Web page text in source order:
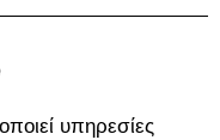
υπηρεσίες